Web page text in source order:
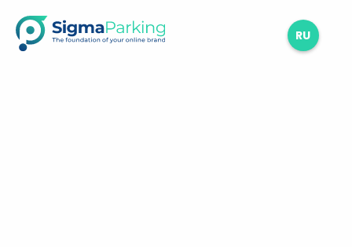
RU